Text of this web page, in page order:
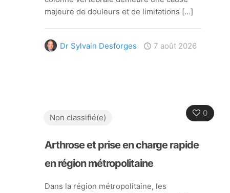
majeure de douleurs et de limitations […]
Dr Sylvain Desforges 7 août 2026
0
Non classifié(e)
Arthrose et prise en charge rapide
en région métropolitaine
Dans la région métropolitaine, les